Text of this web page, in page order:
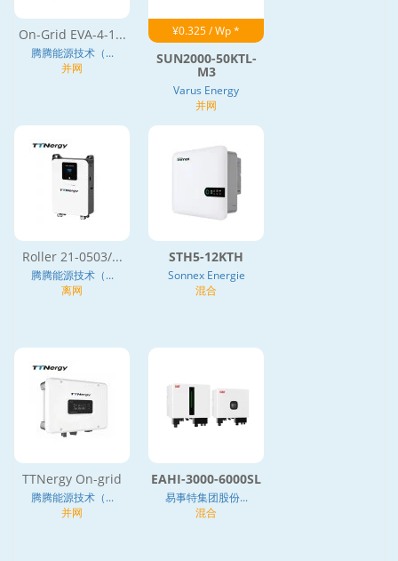
On-Grid EVA-4-1...
腾腾能源技术（...
并网
¥0.325 / Wp *
SUN2000-50KTL-
M3
Varus Energy
并网
Roller 21-0503/...
腾腾能源技术（...
离网
STH5-12KTH
Sonnex Energie
混合
TTNergy On-grid
腾腾能源技术（...
并网
EAHI-3000-6000SL
易事特集团股份...
混合